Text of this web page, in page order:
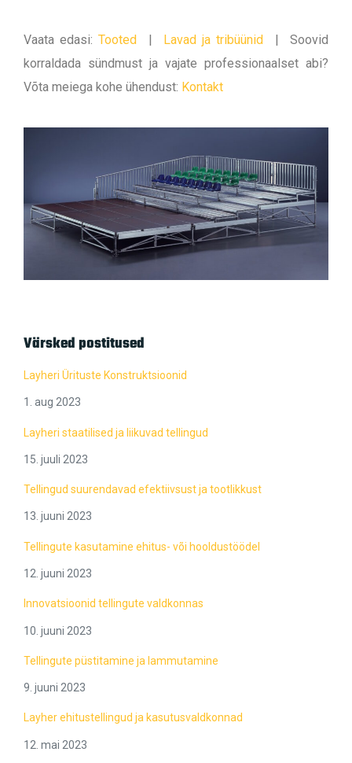
Vaata edasi:Tooted | Lavad ja tribüünid |Soovid
korraldada sündmust ja vajate professionaalset abi?
Võta meiega kohe ühendust: Kontakt
Värsked postitused
Layheri Ürituste Konstruktsioonid
1. aug 2023
Layheri staatilised ja liikuvad tellingud
15. juuli 2023
Tellingud suurendavad efektiivsust ja tootlikkust
13. juuni 2023
Tellingute kasutamine ehitus- või hooldustöödel
12. juuni 2023
Innovatsioonid tellingute valdkonnas
10. juuni 2023
Tellingute püstitamine ja lammutamine
9. juuni 2023
Layher ehitustellingud ja kasutusvaldkonnad
12. mai 2023